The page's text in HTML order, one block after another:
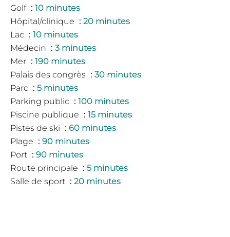
Golf
10 minutes
Hôpital/clinique
20 minutes
Lac
10 minutes
Médecin
3 minutes
Mer
190 minutes
Palais des congrès
30 minutes
Parc
5 minutes
Parking public
100 minutes
Piscine publique
15 minutes
Pistes de ski
60 minutes
Plage
90 minutes
Port
90 minutes
Route principale
5 minutes
Salle de sport
20 minutes